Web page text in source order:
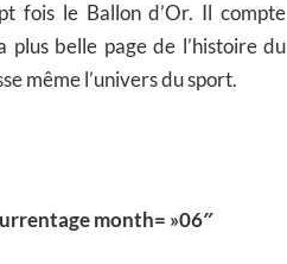
fois le Ballon d’Or. Il compte
belle page de l’histoire du
même l’univers du sport.
month= »06″